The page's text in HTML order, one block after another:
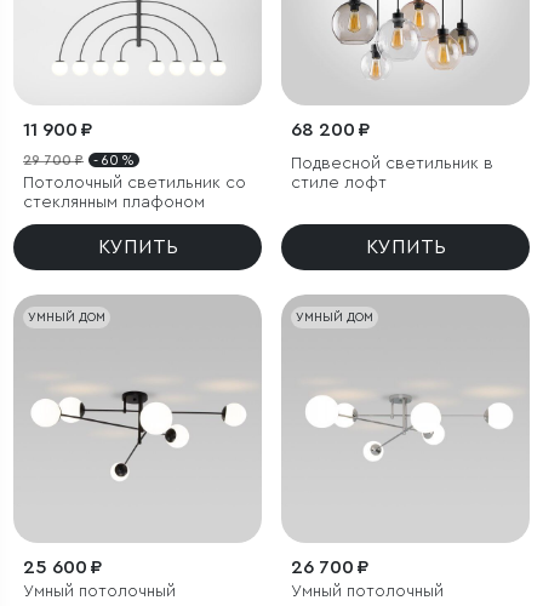
11 900 ₽
29 700 ₽ - 60 %
Потолочный светильник со
стеклянным плафоном
КУПИТЬ
68 200 ₽
Подвесной светильник в
стиле лофт
КУПИТЬ
УМНЫЙ ДОМ
25 600 ₽
Умный потолочный
УМНЫЙ ДОМ
26 700 ₽
Умный потолочный